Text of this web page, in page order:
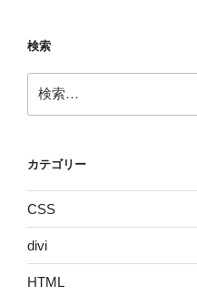
検索
索:
カテゴリー
CSS
divi
HTML